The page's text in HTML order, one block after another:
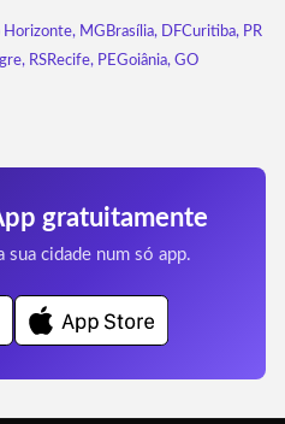
Horizonte, MG Brasília, DFCuritiba, PR
RSRecife, PEGoiânia, GO
gratuitamente
sua cidade num só app.